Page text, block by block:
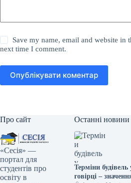
Save my name, email and website in
next time I comment.
Опублікувати коментар
Про сайт
«Сесія» —
портал для
студентів про
освіту в
Останні новини
Терміни будівель
говірці –